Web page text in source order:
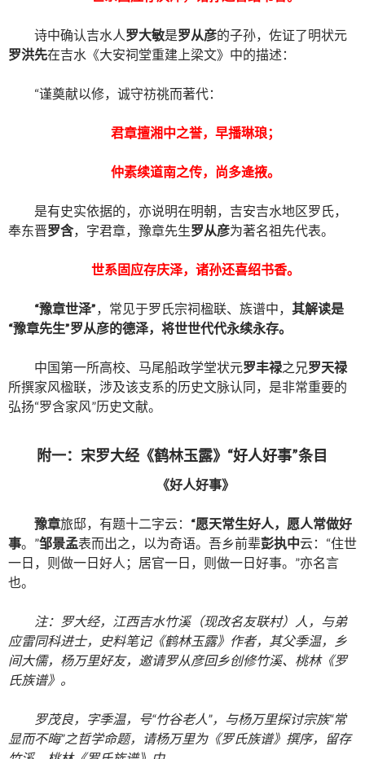
诗中确认吉水人罗大敏是罗从彦的子孙，佐证了明状元
罗洪先在吉水《大安祠堂重建上梁文》中的描述：
“谨奠献以修，诚守祊祧而著代：
君章擅湘中之誉，早播琳琅；
仲素续道南之传，尚多逄掖。
是有史实依据的，亦说明在明朝，吉安吉水地区罗氏，
奉东晋罗含，字君章，豫章先生罗从彦为著名祖先代表。
世系固应存庆泽，诸孙还喜绍书香。
“豫章世泽”，常见于罗氏宗祠楹联、族谱中， 其解读是
“豫章先生”罗从彦的德泽，将世世代代永续永存。
中国第一所高校、马尾船政学堂状元罗丰禄之兄罗天禄
所撰家风楹联，涉及该支系的历史文脉认同，是非常重要的
弘扬“罗含家风”历史文献。
附一：宋罗大经《鹤林玉露》“好人好事”条目
《好人好事》
豫章旅邸，有题十二字云： “愿天常生好人，愿人常做好
事。”邹景孟表而出之，以为奇语。吾乡前辈彭执中云：“住世
一日，则做一日好人；居官一日，则做一日好事。”亦名言
也。
注：罗大经，江西吉水竹溪（现改名友联村）人，与弟
应雷同科进士，史料笔记《鹤林玉露》作者，其父季温，乡
间大儒，杨万里好友，邀请罗从彦回乡创修竹溪、桃林《罗
氏族谱》。
罗茂良，字季温，号“竹谷老人”，与杨万里探讨宗族“常
显而不晦”之哲学命题，请杨万里为《罗氏族谱》撰序，留存